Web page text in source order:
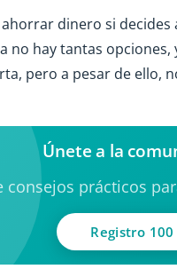
dinero si
no hay tantas
pero a pesar de
Únete a la
consejos prácticos
Registro